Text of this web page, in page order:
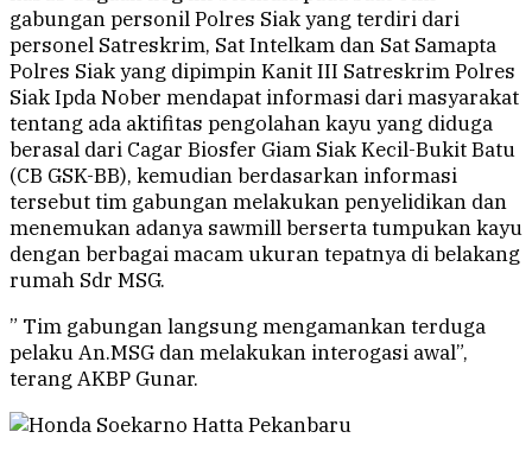
gabungan personil Polres Siak yang terdiri dari
personel Satreskrim, Sat Intelkam dan Sat Samapta
Polres Siak yang dipimpin Kanit III Satreskrim Polres
Siak Ipda Nober mendapat informasi dari masyarakat
tentang ada aktifitas pengolahan kayu yang diduga
berasal dari Cagar Biosfer Giam Siak Kecil-Bukit Batu
(CB GSK-BB), kemudian berdasarkan informasi
tersebut tim gabungan melakukan penyelidikan dan
menemukan adanya sawmill berserta tumpukan kayu
dengan berbagai macam ukuran tepatnya di belakang
rumah Sdr MSG.
” Tim gabungan langsung mengamankan terduga
pelaku An.MSG dan melakukan interogasi awal”,
terang AKBP Gunar.